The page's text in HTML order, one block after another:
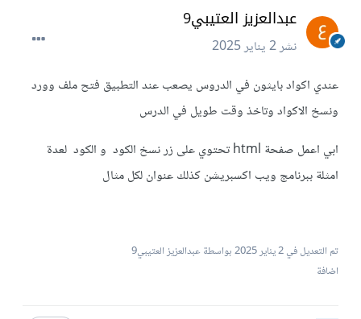
عبدالعزيز العتيبي9
نشر2 يناير 2025
عندي اكواد بايثون في الدروس يصعب عند التطبيق فتح ملف وورد
ونسخ الاكواد وتاخذ وقت طويل في الدرس
ابي اعمل صفحة html تحتوي على زر نسخ الكود و الكود لعدة
امثلة ببرنامج ويب اكسبريشن كذلك عنوان لكل مثال
تم التعديل في2 يناير 2025
بواسطة عبدالعزيز العتيبي9
اضافة